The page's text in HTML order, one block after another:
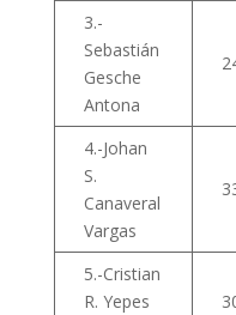
3.-
Sebastián
Gesche
Antona
4.-Johan
S.
Canaveral
Vargas
5.-Cristian
R. Yepes